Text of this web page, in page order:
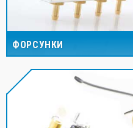
ФОРСУНКИ